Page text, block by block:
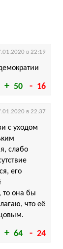
50 16
в 22:19
64 24
с уходом
слабо
его
то она бы
что её
в 22:37